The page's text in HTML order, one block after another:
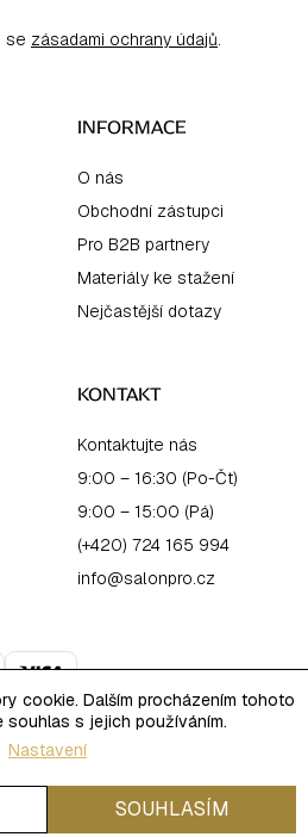
cookie. Dalším procházením tohoto
souhlas s jejich používáním.
Nastavení
SOUHLASÍM
se zásadami ochrany údajů
INFORMACE
O nás
Obchodní zástupci
Pro B2B partnery
Materiály ke stažení
Nejčastější dotazy
KONTAKT
Kontaktujte nás
9:00 – 16:30 (Po-Čt)
9:00 – 15:00 (Pá)
(+420) 724 165 994
info@salonpro.cz
Vytvořil Shoptet
. Všechna práva vyhrazena.